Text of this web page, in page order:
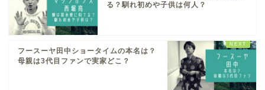
る？馴れ初めや子供は何人？
フースーヤ田中ショータイムの本名は？
母親は3代目ファンで実家どこ？